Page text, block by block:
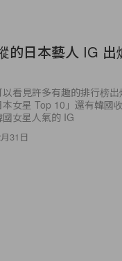
的日本藝人 IG 出
看見許多有趣的排行榜
女星 Top 10」還有韓國
女星人氣的 IG
31日